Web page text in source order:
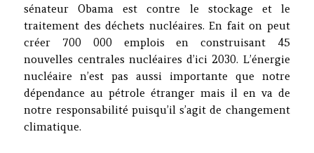
sénateur Obama est contre le stockage et le
traitement des déchets nucléaires. En fait on peut
créer 700 000 emplois en construisant 45
nouvelles centrales nucléaires d’ici 2030. L’énergie
nucléaire n’est pas aussi importante que notre
dépendance au pétrole étranger mais il en va de
notre responsabilité puisqu’il s’agit de changement
climatique.